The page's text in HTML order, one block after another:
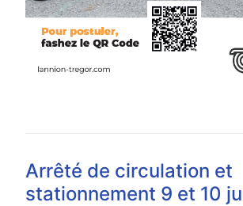
Arrêté de circulation et
stationnement 9 et 10